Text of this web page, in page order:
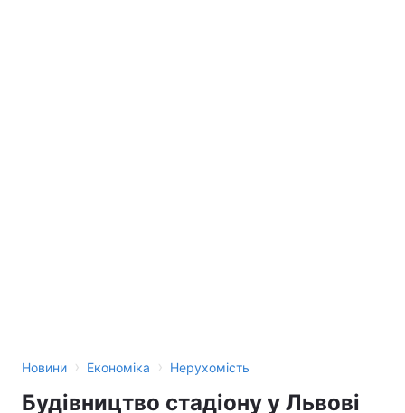
Новини › Економіка › Нерухомість
Будівництво стадіону у Львові